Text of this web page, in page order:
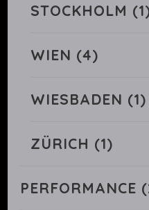
STOCKHOLM
WIEN (4)
WIESBADEN (1)
ZÜRICH (1)
PERFORMANCE